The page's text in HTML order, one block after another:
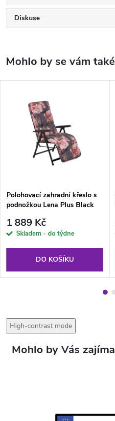
Diskuse
Polohovací zahradní křeslo s
podnožkou Lena Plus Black
1 889 Kč
Skladem - do týdne
DO KOŠÍKU
High-contrast mode